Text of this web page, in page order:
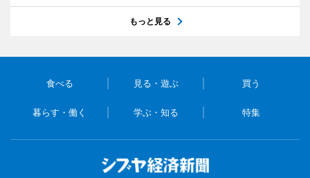
もっと見る
食べる 見る・遊ぶ 買う
暮らす・働く 学ぶ・知る 特集